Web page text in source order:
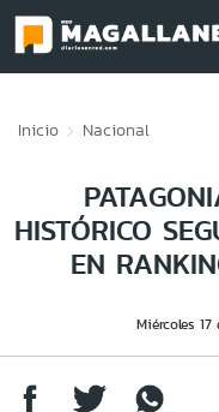
Inicio Nacional
HISTÓRICO
EN
Miércoles